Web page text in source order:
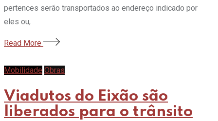
pertences serão transportados ao endereço indicado por
eles ou,
Read More
Mobilidade Obras
Viadutos do Eixão são
liberados para o trânsito